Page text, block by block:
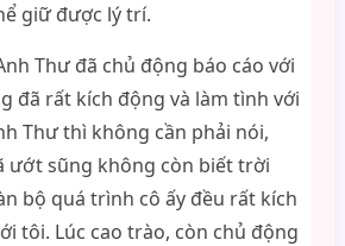
giữ được lý trí.
Thư đã chủ động báo cáo với
đã rất kích động và làm tình với
Thư thì không cần phải nói,
ướt sũng không còn biết trời
bộ quá trình cô ấy đều rất kích
tôi. Lúc cao trào, còn chủ động